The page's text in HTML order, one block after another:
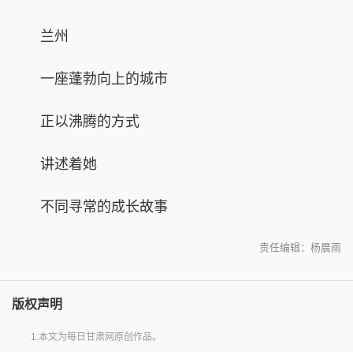
兰州
一座蓬勃向上的城市
正以沸腾的方式
讲述着她
不同寻常的成长故事
责任编辑：杨晨雨
版权声明
1.本文为每日甘肃网原创作品。